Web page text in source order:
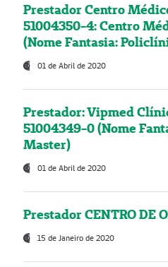
Prestador Centro
51004350-4: Centro
(Nome Fantasia:
01 de Abril de 2020
Prestador: Vipmed
51004349-0 (Nome
Master)
01 de Abril de 2020
Prestador CENTRO DE
15 de Janeiro de 2020